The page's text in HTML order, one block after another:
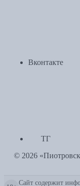
Вконтакте
ТГ
© 2026
Сайт содержит